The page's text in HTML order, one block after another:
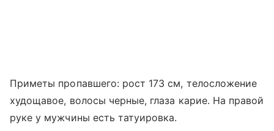
Приметы пропавшего: рост 173 см, телосложение
худощавое, волосы черные, глаза карие. На правой
руке у мужчины есть татуировка.